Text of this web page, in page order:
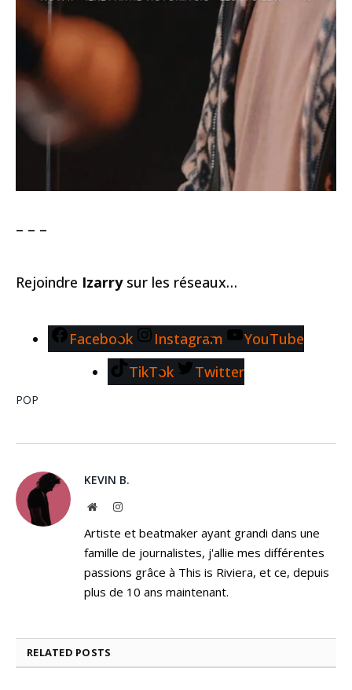
– – –
Rejoindre Izarry sur les réseaux…
Facebook Instagram
YouTube
TikTok
Twitter
POP
KEVIN B.
WebsiteInstagram
Artiste et beatmaker ayant grandi dans une
famille de journalistes, j'allie mes différentes
passions grâce à This is Riviera, et ce, depuis
plus de 10 ans maintenant.
RELATED POSTS